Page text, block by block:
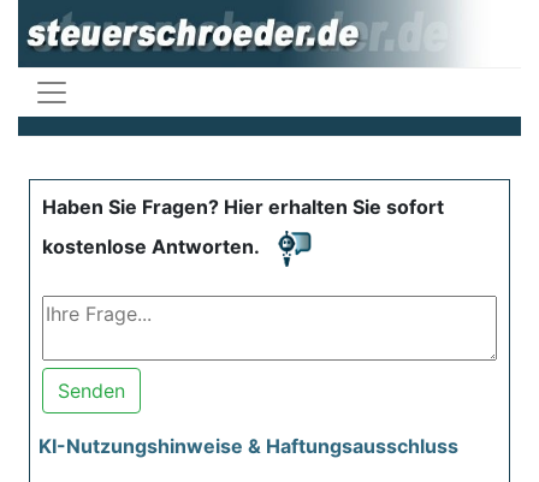
Haben Sie Fragen? Hier erhalten Sie sofort
kostenlose Antworten.
Senden
KI-Nutzungshinweise & Haftungsausschluss